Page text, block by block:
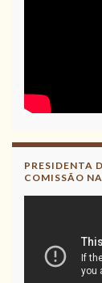
PRESIDENTA
COMISSÃO